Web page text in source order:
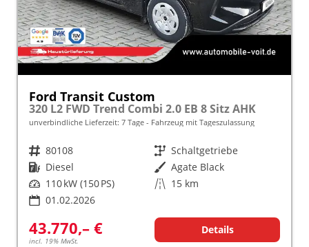
Ford Transit Custom
320 L2 FWD Trend Combi 2.0 EB 8 Sitz AHK
unverbindliche Lieferzeit: 7 Tage Fahrzeug mit Tageszulassung
Fahrzeugnr. 80108 Getriebe Schaltgetriebe
Kraftstoff Diesel Außenfarbe Agate Black
Leistung 110 kW (150 PS) Kilometerstand 15 km
01.02.2026
43.770,– €
incl. 19% MwSt.
Details